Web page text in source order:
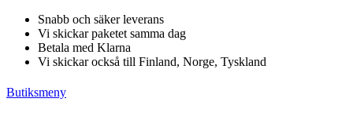
Hoppa
innehåll
Snabb och säker leverans
Vi skickar paketet samma dag
Betala med Klarna
Vi skickar också till Finland, Norge, Tyskland
Butiksmeny